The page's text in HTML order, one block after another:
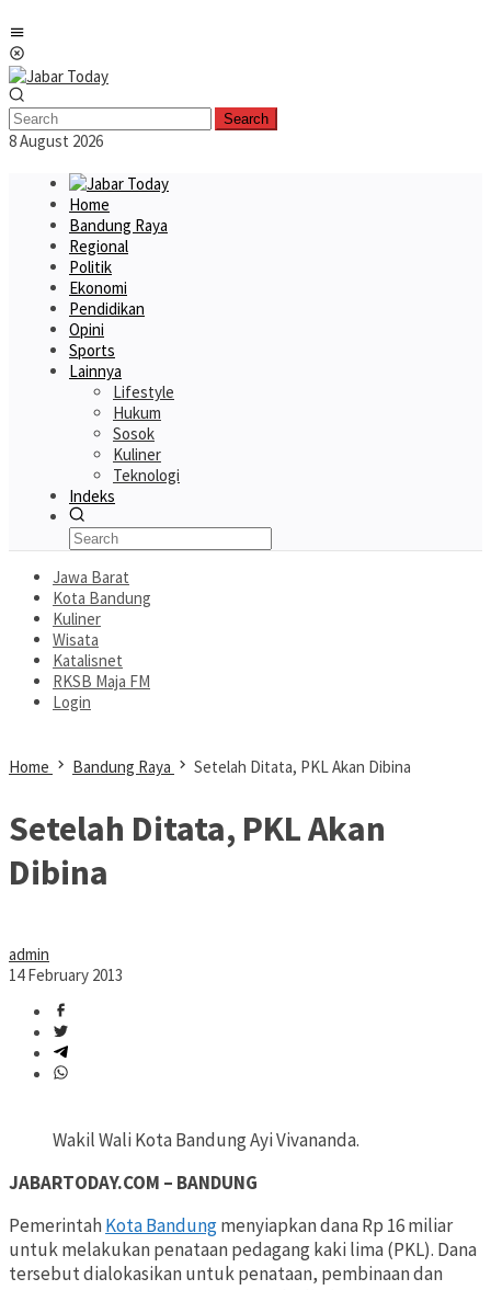
to
content
Search
8 August 2026
Home
Bandung Raya
Regional
Politik
Ekonomi
Pendidikan
Opini
Sports
Lainnya
Lifestyle
Hukum
Sosok
Kuliner
Teknologi
Indeks
Jawa Barat
Kota Bandung
Kuliner
Wisata
Katalisnet
RKSB Maja FM
Login
Home Bandung Raya Setelah Ditata, PKL Akan Dibina
Setelah Ditata, PKL Akan
Dibina
admin
14 February 2013
Wakil Wali Kota Bandung Ayi Vivananda.
JABARTODAY.COM – BANDUNG
PemerintahKota Bandungmenyiapkan dana Rp 16 miliar
untuk melakukan penataan pedagang kaki lima (PKL). Dana
tersebut dialokasikan untuk penataan, pembinaan dan